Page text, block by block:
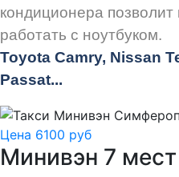
кондиционера
работать с ноутбуком.
Toyota Camry, Nissan
Passat...
Цена 6100 руб
Минивэн 7 мест